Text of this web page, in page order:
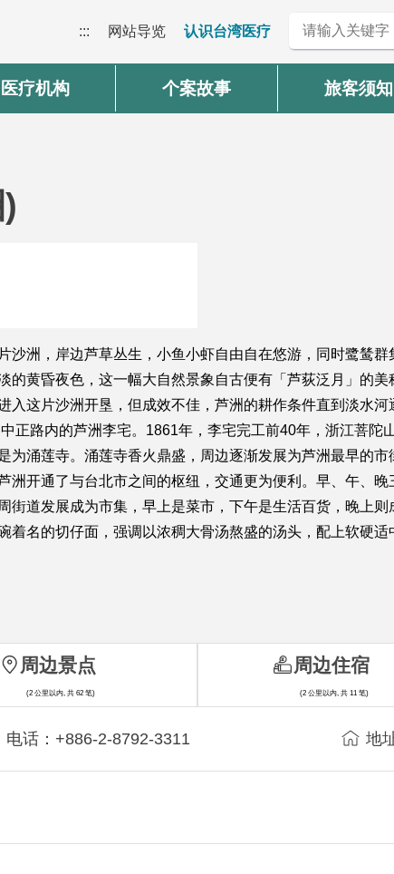
::: 网站导览 认识台湾医疗
医疗机构 个案故事 旅客须知
沙洲，岸边芦草丛生，小鱼小虾自由自在悠游，同时鹭鸶
的黄昏夜色，这一幅大自然景象自古便有「芦荻泛月」的
这片沙洲开垦，但成效不佳，芦洲的耕作条件直到淡水
正路内的芦洲李宅。1861年，李宅完工前40年，浙江菩陀
为涌莲寺。涌莲寺香火鼎盛，周边逐渐发展为芦洲最早的
洲开通了与台北市之间的枢纽，交通更为便利。早、午、
道发展成为市集，早上是菜市，下午是生活百货，晚上
着名的切仔面，强调以浓稠大骨汤熬盛的汤头，配上软硬
电话：+886-2-8792-3311 地
周边景点
(2 公里以内, 共 62 笔)
周边住宿
(2 公里以内, 共 11 笔)